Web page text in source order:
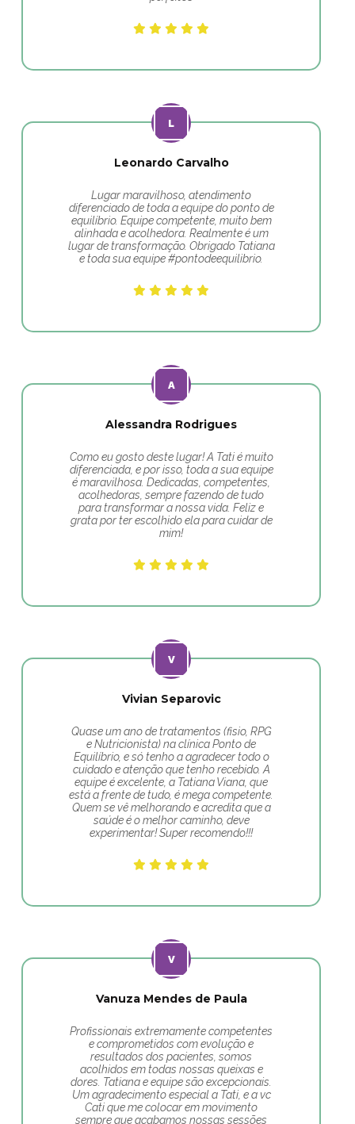
Leonardo Carvalho
Lugar maravilhoso, atendimento
diferenciado de toda a equipe do ponto de
equilíbrio. Equipe competente, muito bem
alinhada e acolhedora. Realmente é um
lugar de transformação. Obrigado Tatiana
e toda sua equipe #pontodeequilibrio.
Alessandra Rodrigues
Como eu gosto deste lugar! A Tati é muito
diferenciada, e por isso, toda a sua equipe
é maravilhosa. Dedicadas, competentes,
acolhedoras, sempre fazendo de tudo
para transformar a nossa vida. Feliz e
grata por ter escolhido ela para cuidar de
mim!
Vivian Separovic
Quase um ano de tratamentos (fisio, RPG
e Nutricionista) na clínica Ponto de
Equilíbrio, e só tenho a agradecer todo o
cuidado e atenção que tenho recebido. A
equipe é excelente, a Tatiana Viana, que
está a frente de tudo, é mega competente.
Quem se vê melhorando e acredita que a
saúde é o melhor caminho, deve
experimentar! Super recomendo!!!
Vanuza Mendes de Paula
Profissionais extremamente competentes
e comprometidos com evolução e
resultados dos pacientes, somos
acolhidos em todas nossas queixas e
dores. Tatiana e equipe são excepcionais.
Um agradecimento especial a Tati, e a vc
Cati que me colocar em movimento
sempre que acabamos nossas sessões